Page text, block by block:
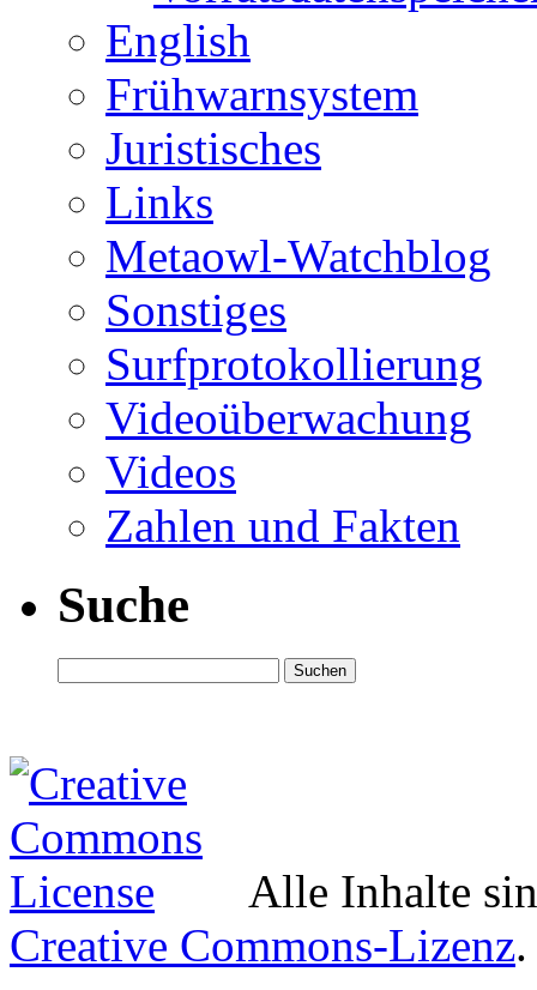
English
Frühwarnsystem
Juristisches
Links
Metaowl-Watchblog
Sonstiges
Surfprotokollierung
Videoüberwachung
Videos
Zahlen und Fakten
Suche
Alle Inhalte
Creative Commons-Lizenz.